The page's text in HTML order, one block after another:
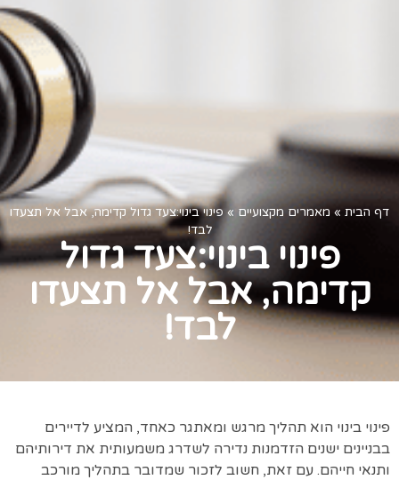
דף הבית » מאמרים מקצועיים » פינוי בינוי:צעד גדול קדימה, אבל אל תצעדו
לבד!
פינוי בינוי:צעד גדול
קדימה, אבל אל תצעדו
לבד!
פינוי בינוי הוא תהליך מרגש ומאתגר כאחד, המציע לדיירים
בבניינים ישנים הזדמנות נדירה לשדרג משמעותית את דירותיהם
ותנאי חייהם. עם זאת, חשוב לזכור שמדובר בתהליך מורכב